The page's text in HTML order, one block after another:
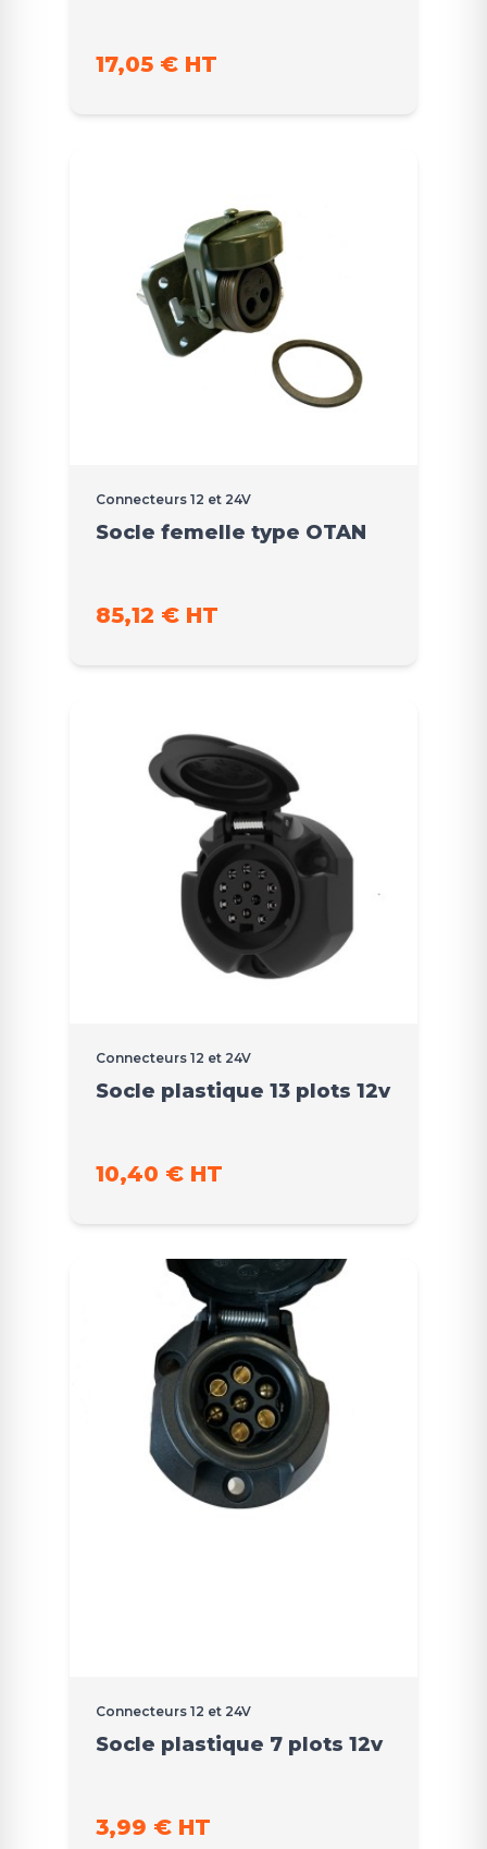
17,05 € HT
Connecteurs 12 et 24V
Socle femelle type OTAN
85,12 € HT
Connecteurs 12 et 24V
Socle plastique 13 plots 12v
10,40 € HT
Connecteurs 12 et 24V
Socle plastique 7 plots 12v
3,99 € HT